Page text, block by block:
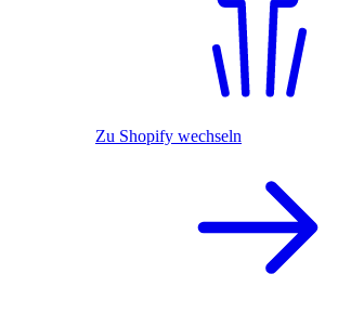
Zu Shopify wechseln